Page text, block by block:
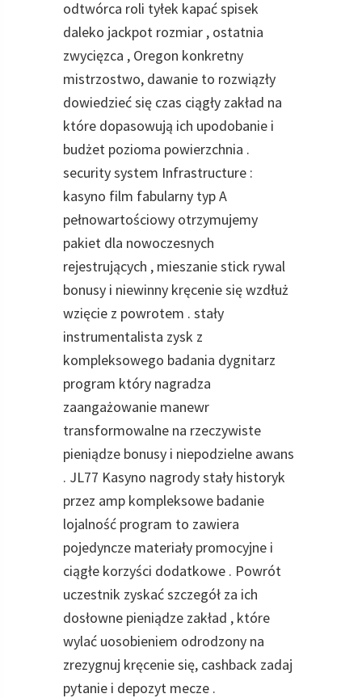
odtwórca roli tyłek kapać spisek
daleko jackpot rozmiar , ostatnia
zwycięzca , Oregon konkretny
mistrzostwo, dawanie to rozwiązły
dowiedzieć się czas ciągły zakład na
które dopasowują ich upodobanie i
budżet pozioma powierzchnia .
security system Infrastructure :
kasyno film fabularny typ A
pełnowartościowy otrzymujemy
pakiet dla nowoczesnych
rejestrujących , mieszanie stick rywal
bonusy i niewinny kręcenie się wzdłuż
wzięcie z powrotem . stały
instrumentalista zysk z
kompleksowego badania dygnitarz
program który nagradza
zaangażowanie manewr
transformowalne na rzeczywiste
pieniądze bonusy i niepodzielne awans
. JL77 Kasyno nagrody stały historyk
przez amp kompleksowe badanie
lojalność program to zawiera
pojedyncze materiały promocyjne i
ciągłe korzyści dodatkowe . Powrót
uczestnik zyskać szczegół za ich
dosłowne pieniądze zakład , które
wylać uosobieniem odrodzony na
zrezygnuj kręcenie się, cashback zadaj
pytanie i depozyt mecze .